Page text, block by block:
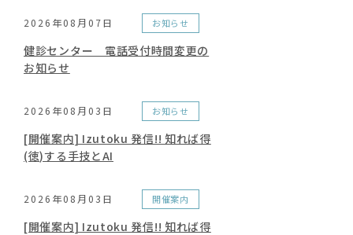
お知らせ
2026年08月07日
健診センター 電話受付時間変更の
お知らせ
お知らせ
2026年08月03日
[開催案内] Izutoku 発信!! 知れば得
(徳)する手技とAI
開催案内
2026年08月03日
[開催案内] Izutoku 発信!! 知れば得